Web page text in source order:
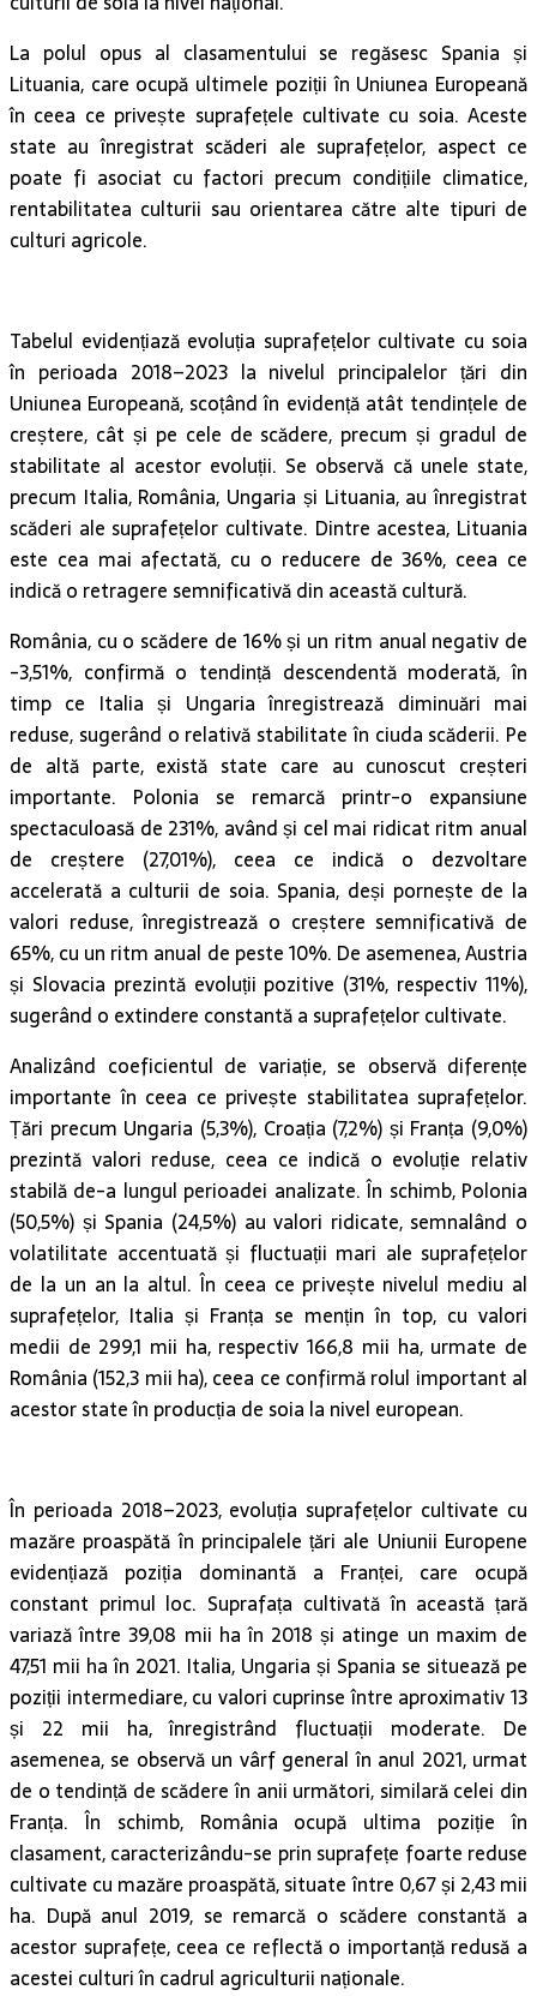
La polul opus al clasamentului se regăsesc Spania și
Lituania, care ocupă ultimele poziții în Uniunea Europeană
în ceea ce privește suprafețele cultivate cu soia. Aceste
state au înregistrat scăderi ale suprafețelor, aspect ce
poate fi asociat cu factori precum condițiile climatice,
rentabilitatea culturii sau orientarea către alte tipuri de
culturi agricole.
Tabelul evidențiază evoluția suprafețelor cultivate cu soia
în perioada 2018–2023 la nivelul principalelor țări din
Uniunea Europeană, scoțând în evidență atât tendințele de
creștere, cât și pe cele de scădere, precum și gradul de
stabilitate al acestor evoluții. Se observă că unele state,
precum Italia, România, Ungaria și Lituania, au înregistrat
scăderi ale suprafețelor cultivate. Dintre acestea, Lituania
este cea mai afectată, cu o reducere de 36%, ceea ce
indică o retragere semnificativă din această cultură.
România, cu o scădere de 16% și un ritm anual negativ de
-3,51%, confirmă o tendință descendentă moderată, în
timp ce Italia și Ungaria înregistrează diminuări mai
reduse, sugerând o relativă stabilitate în ciuda scăderii. Pe
de altă parte, există state care au cunoscut creșteri
importante. Polonia se remarcă printr-o expansiune
spectaculoasă de 231%, având și cel mai ridicat ritm anual
de creștere (27,01%), ceea ce indică o dezvoltare
accelerată a culturii de soia. Spania, deși pornește de la
valori reduse, înregistrează o creștere semnificativă de
65%, cu un ritm anual de peste 10%. De asemenea, Austria
și Slovacia prezintă evoluții pozitive (31%, respectiv 11%),
sugerând o extindere constantă a suprafețelor cultivate.
Analizând coeficientul de variație, se observă diferențe
importante în ceea ce privește stabilitatea suprafețelor.
Țări precum Ungaria (5,3%), Croația (7,2%) și Franța (9,0%)
prezintă valori reduse, ceea ce indică o evoluție relativ
stabilă de-a lungul perioadei analizate. În schimb, Polonia
(50,5%) și Spania (24,5%) au valori ridicate, semnalând o
volatilitate accentuată și fluctuații mari ale suprafețelor
de la un an la altul. În ceea ce privește nivelul mediu al
suprafețelor, Italia și Franța se mențin în top, cu valori
medii de 299,1 mii ha, respectiv 166,8 mii ha, urmate de
România (152,3 mii ha), ceea ce confirmă rolul important al
acestor state în producția de soia la nivel european.
În perioada 2018–2023, evoluția suprafețelor cultivate cu
mazăre proaspătă în principalele țări ale Uniunii Europene
evidențiază poziția dominantă a Franței, care ocupă
constant primul loc. Suprafața cultivată în această țară
variază între 39,08 mii ha în 2018 și atinge un maxim de
47,51 mii ha în 2021. Italia, Ungaria și Spania se situează pe
poziții intermediare, cu valori cuprinse între aproximativ 13
și 22 mii ha, înregistrând fluctuații moderate. De
asemenea, se observă un vârf general în anul 2021, urmat
de o tendință de scădere în anii următori, similară celei din
Franța. În schimb, România ocupă ultima poziție în
clasament, caracterizându-se prin suprafețe foarte reduse
cultivate cu mazăre proaspătă, situate între 0,67 și 2,43 mii
ha. După anul 2019, se remarcă o scădere constantă a
acestor suprafețe, ceea ce reflectă o importanță redusă a
acestei culturi în cadrul agriculturii naționale.